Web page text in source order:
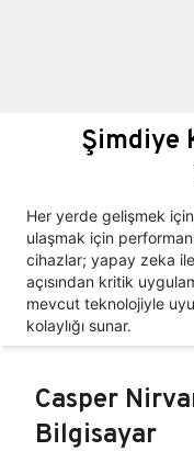
Şimdiye
Her yerde gelişmek
ulaşmak için
cihazlar; yapay zeka
açısından kritik
mevcut teknolojiyle
kolaylığı sunar.
Casper
Bilgisayar